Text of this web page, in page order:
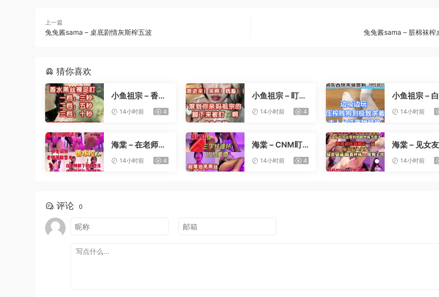
上一篇
兔兔酱sama – 桌底剧情灰斯榨五波 兔兔酱sama – 脏棉袜榨
猜你喜欢
小鱼祖宗 – 香水
黑丝裸足盯射
14小时前 4
小鱼祖宗 – 盯射
14小时前 4
小鱼祖宗 –
14小时前
海棠 – 在老师办
14小时前 4
海棠 – CNM盯
14小时前 4
海棠 – 见女
14小时前
评论 0